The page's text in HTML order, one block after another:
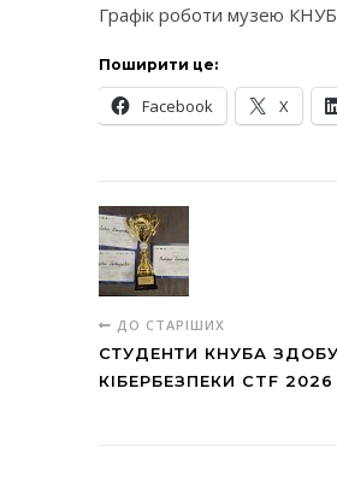
Графік роботи музею
Поширити це:
Facebook X
ДО СТАРІШИХ
СТУДЕНТИ КНУБА
КІБЕРБЕЗПЕКИ CTF 2026